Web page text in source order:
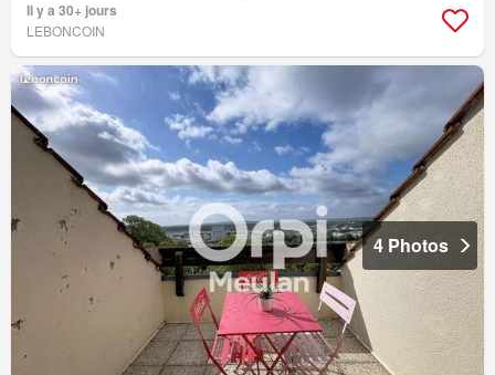
Il y a 30+ jours
LEBONCOIN
4 Photos